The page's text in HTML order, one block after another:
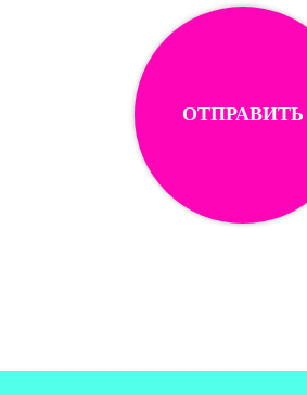
ОТПРАВИТЬ